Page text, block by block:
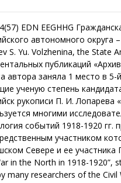
краеведению», проведенном ГБУ «Государственный архив Республики Татарстан» в 2025 г., работа автора заняла 1 место в 5-й группе участников – специалисты архивных учреждений, краеведы, представители научной общественности, имеющие ученую степень кандидата (доктора) наук. Аннотация В публикации приведен фрагмент хранящейся в Государственном архиве Югры в г. Ханты-Мансийск рукописи П. И. Лопарева «История гражданской войны на Севере в 1918-1920 гг.». Рукопись в полном объеме не опубликована, однако активно используется многими исследователями истории Гражданской войны, в том числе в научном издании «Академическая история Югры» (2024). Детали и хронология событий 1918-1920 гг. приведены из этой рукописи. В рукописи Платон Ильич рассказывает о событиях восстановления Советской власти, непосредственным участником которых он стал. В публикации также приведена периодизация и историография истории Гражданской войны на Обь-Иртышском Севере и ее участника Платона Ильича Лопарева. Abstract This publication presents an excerpt from P. I. Loparev’s manuscript “The History of the Civil War in the North in 1918-1920”, stored in the State Archives of Yugra in Khanty-Mansiysk. This manuscript has not been published in its entirety, but it is actively used by many researchers of the Civil War, including in the academic publication Academic History of Yugra (2024). The details and chronology of the events from 1918 to 1920 are taken from this manuscript. In this manuscript, Platon Ilyich tells about the events leading up to the restoration of the Soviet power, in which he was directly involved. This publication also gives an overview of the chronology and historiography of the Civil War in the Ob-Irtysh North and its participant Platon Ilyich Loparev. Ключевые слова Гражданская война, Объ-Иртышский Север, Платон Лопарев, Самарово, Октябрьская революция, партизанское движение, советская власть, террор, антиколчаковские силы. Keywords The Civil War, the Ob-Irtysh North, Platon Loparev, Samara, the October Revolution, partisan movement, the Soviet power,